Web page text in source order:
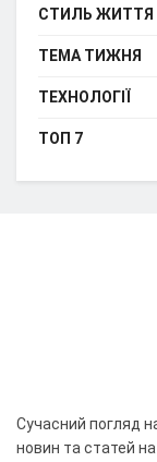
СТИЛЬ ЖИТТЯ
ТЕМА ТИЖНЯ
ТЕХНОЛОГІЇ
ТОП 7
Сучасний погляд
новин та статей